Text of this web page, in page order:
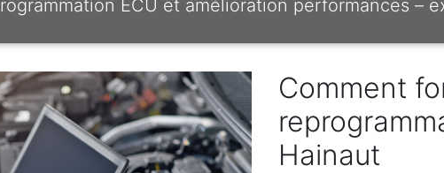
ECU et amélioration performances –
Comment
Hainaut